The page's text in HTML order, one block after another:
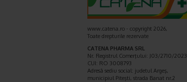
www.catena.ro - copyright 2026,
Toate drepturile rezervate
CATENA PHARMA SRL
Nr. Registrul Comerţului: J03/2710/2023
CUI: RO 3008793
Adresă sediu social: judetul Argeş,
municipiul Piteşti, strada Banat nr.2